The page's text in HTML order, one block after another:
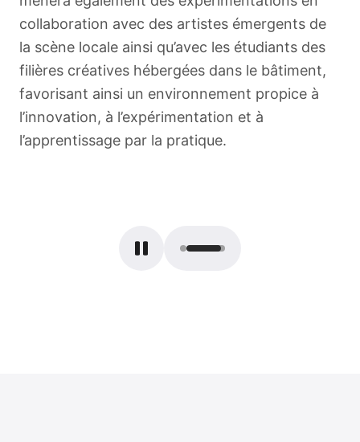
collaboration avec des artistes émergents de
la scène locale ainsi qu’avec les étudiants des
filières créatives hébergées dans le bâtiment,
favorisant ainsi un environnement propice à
l’innovation, à l’expérimentation et à
l’apprentissage par la pratique.